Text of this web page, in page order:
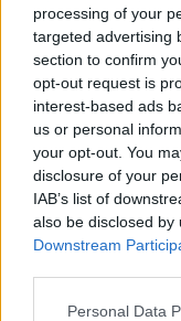
processing of your
targeted advertising
section to confirm
opt-out request is
interest-based ads
us or personal
your opt-out. You
disclosure of your
IAB’s list of
also be disclosed
Downstream
Please note that
Personal Data
12. Pujol, Mexico
Quintonil sokkal
11.Den , Tokió,
10. Maido, Lima,
9. Disfrutar,
8. Arpége, Párizs,
7. Mugaritz, San
kétszer, megírni
6. Central, Lima,
szuper)
,
ugrás, voltam